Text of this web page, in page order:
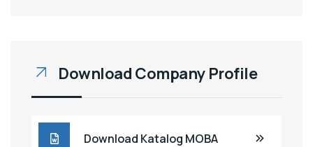
Download Company Profile
Download Katalog MOBA